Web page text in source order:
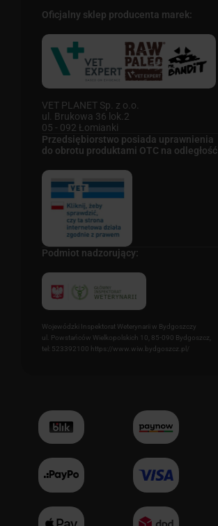
Oficjalny sklep producenta marek:
VET PLANET Sp. z o.o.
ul. Brukowa 36 lok.2
05 - 092 Łomianki
Przedsiębiorstwo posiada uprawnienia
do obrotu produktami OTC na odległość
Podmiot nadzorujący:
Wojewódzki Inspektorat Weterynarii w Bydgoszczy
ul. Powstańców Wielkopolskich 10, 85-090 Bydgoszcz,
tel: 523392100 https://www.wiw.bydgoszcz.pl/